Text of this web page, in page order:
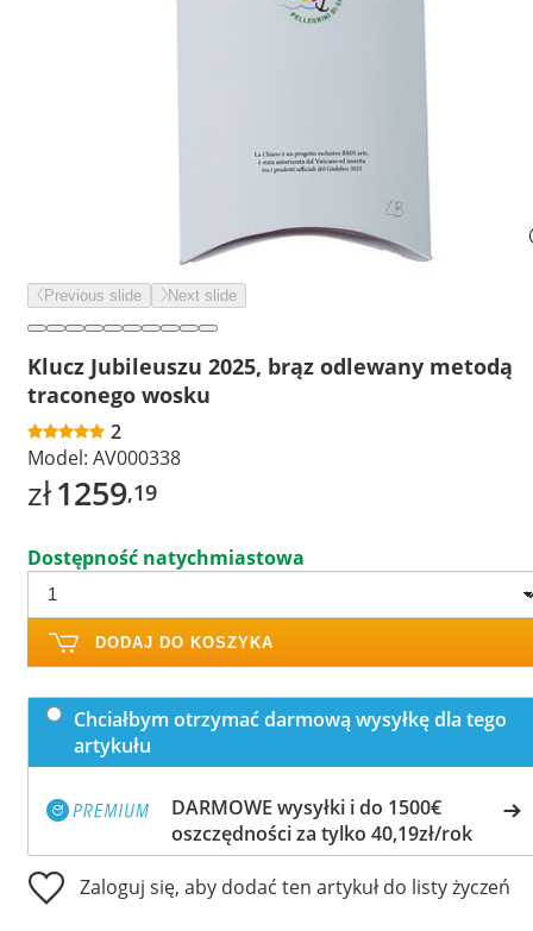
Previous slide Next slide
Klucz Jubileuszu 2025, brąz odlewany metodą
traconego wosku
2
Model: AV000338
zł1259,19
Dostępność natychmiastowa
DODAJ DO KOSZYKA
Chciałbym otrzymać darmową wysyłkę dla tego
artykułu
DARMOWE wysyłki i do 1500€
oszczędności za tylko 40,19zł/rok
Zaloguj się, aby dodać ten artykuł do listy życzeń